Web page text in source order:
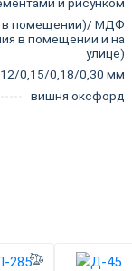
в помещении)/ МДФ
в помещении и на
улице)
0,15/0,18/0,30 мм
вишня оксфорд